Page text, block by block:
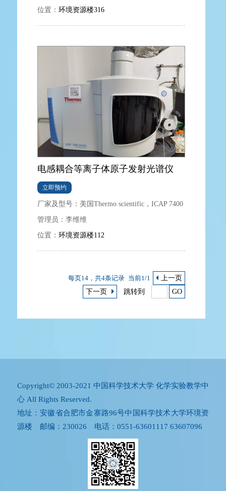
位置： 环境资源楼316
电感耦合等离子体原子发射光谱仪
立即预约
厂家及型号： 美国Thermo scientific，ICAP 7400
管理员： 李维维
位置： 环境资源楼112
每页14，共4条记录 当前1/1
上一页
下一页
跳转到 GO
Copyright© 2003-2021 中国科学技术大学 化学实验教学中
心 All Rights Reserved.
地址：安徽省合肥市金寨路96号中国科学技术大学环境资
源楼 邮编：230026 电话：0551-63601117 63607096